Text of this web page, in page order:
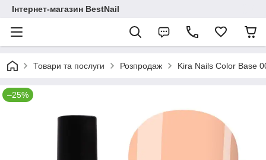
Інтернет-магазин BestNail
Товари та послуги Розпродаж Kira Nails Color Base
–25%